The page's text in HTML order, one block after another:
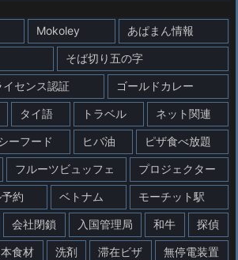
Mokoley あぱまん情報
そば切り五の字
センス認証 ゴールドカレー
タイ語 トラベル ネット関連
ーフード ヒバ油 ピザ食べ放題
フルーツビュッフェ プロジェクター
約 ベトナム モーチット駅
会社閉鎖 入国管理局 和牛 探偵
食材 洗剤 滞在ビザ 無停電装置